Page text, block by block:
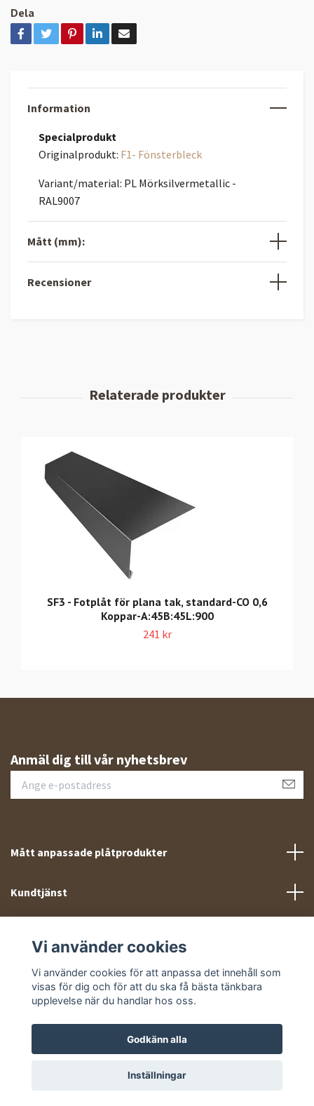
Dela
Information
Specialprodukt
Originalprodukt: F1- Fönsterbleck
Variant/material: PL Mörksilvermetallic -
RAL9007
Mått (mm):
Recensioner
SF3 - Fotplåt för plana tak, standard-CO 0,6
Koppar-A:45B:45L:900
241 kr
Anmäl dig till vår nyhetsbrev
Mått anpassade plåtprodukter
Kundtjänst
Sociala medier
© 2026 Takprofiler.se
Vi använder cookies
Vi använder cookies för att anpassa det innehåll som
visas för dig och för att du ska få bästa tänkbara
upplevelse när du handlar hos oss.
Godkänn alla
Inställningar